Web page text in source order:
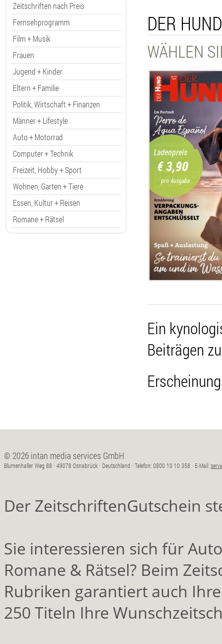
Zeitschriften nach Preis
Fernsehprogramm
Film + Musik
Frauen
Jugend + Kinder
Eltern + Familie
Politik, Wirtschaft + Finanzen
Männer + Lifestyle
Auto + Motorrad
Computer + Technik
Freizeit, Hobby + Sport
Wohnen, Garten + Tiere
Essen, Kultur + Reisen
Romane + Rätsel
DER HUND
WÄHLEN
Ladenpreis
€ 3,90
pro Ausgabe
Ein
Beiträgen
© 2026 intan media services GmbH
Blumenhaller Weg 88 · 49078 Osnabrück · Deutschland · Telefon: 0800 10 10 358 · E-Mail:
Der ZeitschriftenGutschein
Sie interessieren sich für
Romane & Rätsel? Beim
Rubriken garantiert auch
250 Titeln Ihre